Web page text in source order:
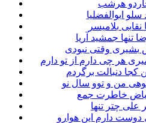
چاردو هرشب
سلو ابوالفضلیا
نقابی بلامیسر
تنها جمشید آریا
بشیری وقتی نبودی
هر چی دارم از تو دارم
کجا دنبالت برگردم
من و توو سال نو
فیاض خاطرت جمع
علی چتر تنها
دوست دارم این هوارو